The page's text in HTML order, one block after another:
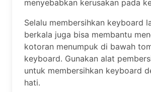
menyebabkan kerusakan pada
Selalu membersihkan keyboard
berkala juga bisa membantu
kotoran menumpuk di bawah
keyboard. Gunakan alat
untuk membersihkan keyboard
hati.